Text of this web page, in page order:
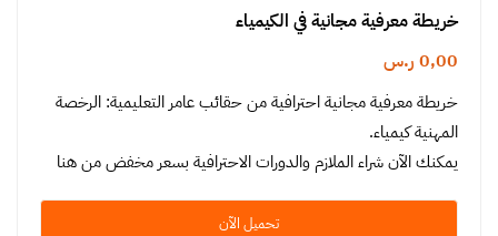
خريطة معرفية مجانية في الكيمياء
0,00 ر.س
خريطة معرفية مجانية احترافية من حقائب عامر التعليمية: الرخصة
المهنية كيمياء.
يمكنك الآن شراء الملازم والدورات الاحترافية بسعر مخفض من هنا
تحميل الآن